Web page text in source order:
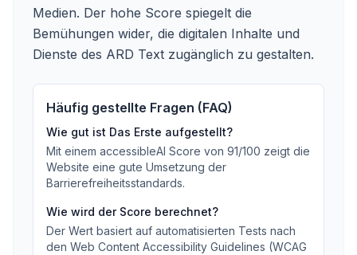
Medien. Der hohe Score spiegelt die
Bemühungen wider, die digitalen Inhalte und
Dienste des ARD Text zugänglich zu gestalten.
Häufig gestellte Fragen (FAQ)
Wie gut ist Das Erste aufgestellt?
Mit einem accessibleAI Score von 91/100 zeigt die
Website eine gute Umsetzung der
Barrierefreiheitsstandards.
Wie wird der Score berechnet?
Der Wert basiert auf automatisierten Tests nach
den Web Content Accessibility Guidelines (WCAG